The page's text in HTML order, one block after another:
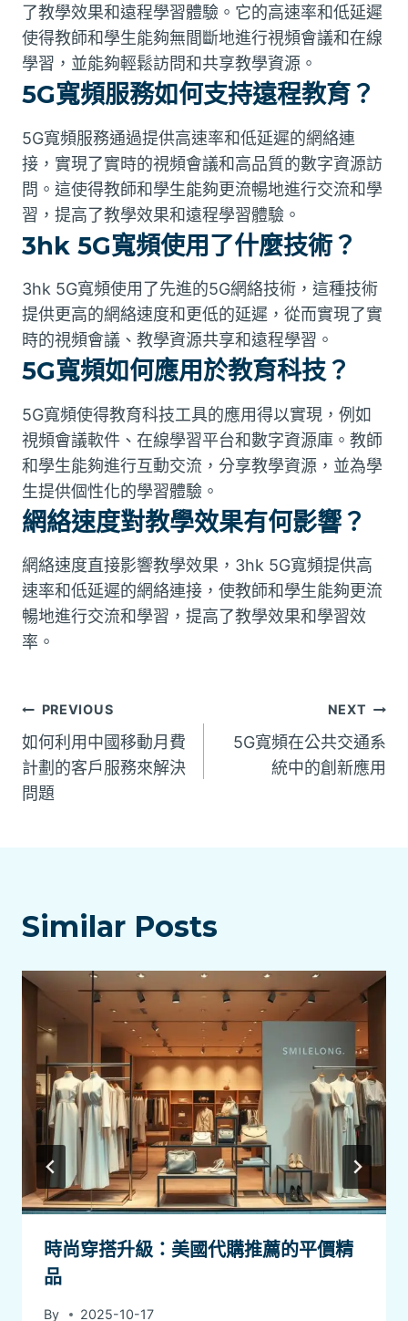
了教學效果和遠程學習體驗。它的高速率和低延遲
使得教師和學生能夠無間斷地進行視頻會議和在線
學習，並能夠輕鬆訪問和共享教學資源。
5G寬頻服務如何支持遠程教育？
5G寬頻服務通過提供高速率和低延遲的網絡連
接，實現了實時的視頻會議和高品質的數字資源訪
問。這使得教師和學生能夠更流暢地進行交流和學
習，提高了教學效果和遠程學習體驗。
3hk 5G寬頻使用了什麼技術？
3hk 5G寬頻使用了先進的5G網絡技術，這種技術
提供更高的網絡速度和更低的延遲，從而實現了實
時的視頻會議、教學資源共享和遠程學習。
5G寬頻如何應用於教育科技？
5G寬頻使得教育科技工具的應用得以實現，例如
視頻會議軟件、在線學習平台和數字資源庫。教師
和學生能夠進行互動交流，分享教學資源，並為學
生提供個性化的學習體驗。
網絡速度對教學效果有何影響？
網絡速度直接影響教學效果，3hk 5G寬頻提供高
速率和低延遲的網絡連接，使教師和學生能夠更流
暢地進行交流和學習，提高了教學效果和學習效
率。
文
章
導
PREVIOUS
如何利用中國移動月費
計劃的客戶服務來解決
問題
NEXT
5G寬頻在公共交通系
統中的創新應用
Similar Posts
時尚穿搭升級：美國代購推薦的平價精
品
By 2025-10-17